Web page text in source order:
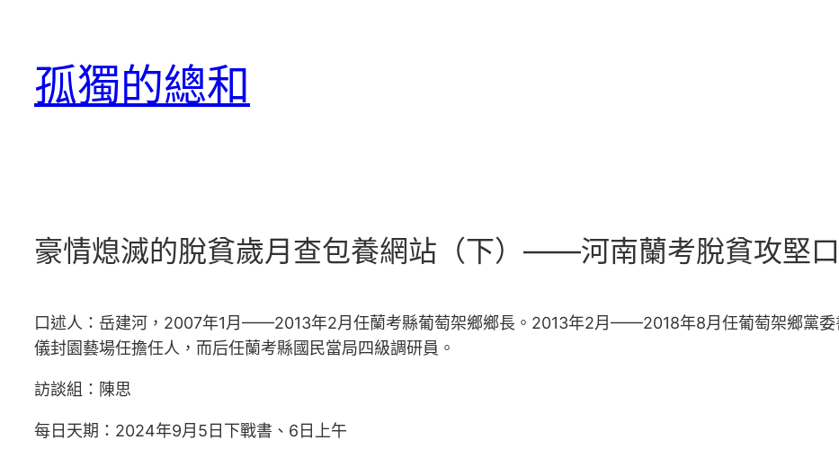
孤獨的總和
豪情熄滅的脫貧歲月查包養網站（下）——河南蘭考脫貧攻堅
口述人：岳建河，2007年1月——2013年2月任蘭考縣葡萄架鄉鄉長。2013年2月——2018年8月任葡萄架鄉黨
儀封園藝場任擔任人，而后任蘭考縣國民當局四級調研員。
訪談組：陳思
每日天期：2024年9月5日下戰書、6日上午